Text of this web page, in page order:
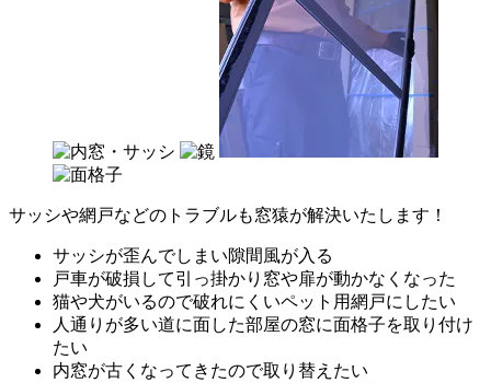
サッシや網戸などのトラブルも窓猿が解決いたします！
サッシが歪んでしまい隙間風が入る
戸車が破損して引っ掛かり窓や扉が動かなくなった
猫や犬がいるので破れにくいペット用網戸にしたい
人通りが多い道に面した部屋の窓に面格子を取り付け
たい
内窓が古くなってきたので取り替えたい